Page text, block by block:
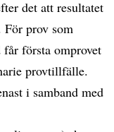
det att resultatet
För prov som
första omprovet
provtillfälle.
i samband med